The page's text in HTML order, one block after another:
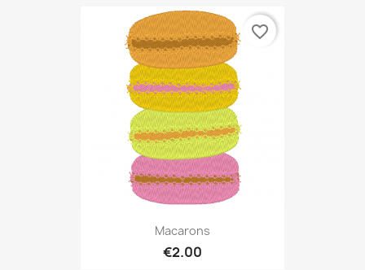
Macarons
€2.00
favorite_border